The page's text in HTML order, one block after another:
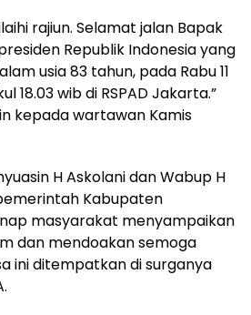
rajiun. Selamat jalan Bapak
Republik Indonesia yang
usia 83 tahun, pada Rabu 11
18.03 wib di RSPAD Jakarta.”
kepada wartawan Kamis
H Askolani dan Wabup H
Kabupaten
masyarakat menyampaikan
dan mendoakan semoga
ini ditempatkan di surganya